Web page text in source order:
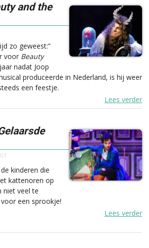
and the
zo geweest:”
voor Beauty
nadat Joop
produceerde in Nederland, is hij weer
een feestje.
Lees verder
kinderen die
kattenoren op
niet veel te
een sprookje!
Lees verder